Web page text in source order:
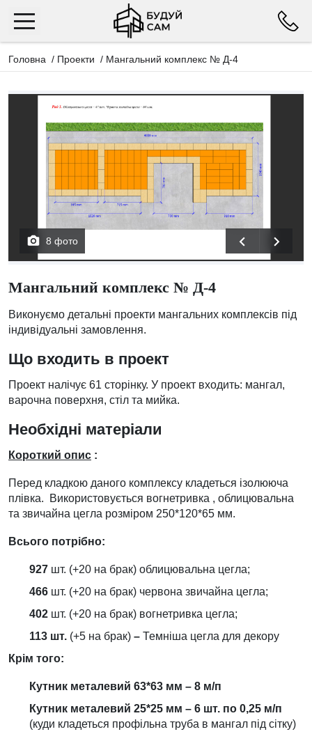
Головна / Проекти / Мангальний комплекс № Д-4
8 фото
Мангальний комплекс № Д-4
Виконуємо детальні проекти мангальних комплексів під
індивідуальні замовлення.
Що входить в проект
Проект налічує 61 сторінку. У проект входить: мангал,
варочна поверхня, стіл та мийка.
Необхідні матеріали
Короткий опис :
Перед кладкою даного комплексу кладеться ізолююча
плівка. Використовується вогнетривка , облицювальна
та звичайна цегла розміром 250*120*65 мм.
Всього потрібно:
927 шт. (+20 на брак) облицювальна цегла;
466 шт. (+20 на брак) червона звичайна цегла;
402 шт. (+20 на брак) вогнетривка цегла;
113 шт. (+5 на брак) – Темніша цегла для декору
Крім того:
Кутник металевий 63*63 мм – 8 м/п
Кутник металевий 25*25 мм – 6 шт. по 0,25 м/п
(куди кладеться профільна труба в мангал під сітку)